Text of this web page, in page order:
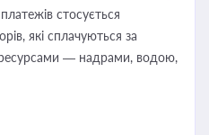
стосується
які сплачуються за
— надрами, водою,